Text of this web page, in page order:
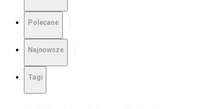
Polecane
Najnowsze
Tagi